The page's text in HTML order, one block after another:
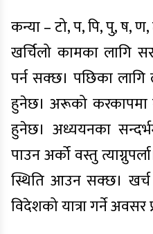
कन्या – टो, प, पि, पु, ष,
खर्चिलो कामका लागि
पर्न सक्छ। पछिका लागि
हुनेछ। अरूको करकापमा
हुनेछ। अध्ययनका
पाउन अर्को वस्तु
स्थिति आउन सक्छ। खर्च
विदेशको यात्रा गर्ने अवसर